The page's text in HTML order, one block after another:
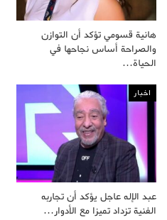
هانية قسومي تؤكد أن التوازن
والصراحة أساس نجاحها في
الحياة…
اخبار
عبد الإله عاجل يؤكد أن تجاربه
الفنية تزداد تميزا مع الأدوار…